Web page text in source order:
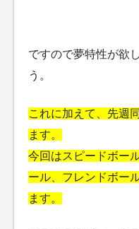
ですので夢特性が欲
う。
これに加えて、先週
ます。
今回はスピードボー
ール、フレンドボー
ます。